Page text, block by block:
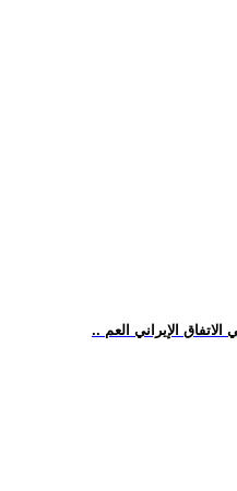
الإيراني العم